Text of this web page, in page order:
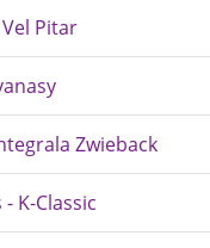
Pitar
Zwieback
K-Classic